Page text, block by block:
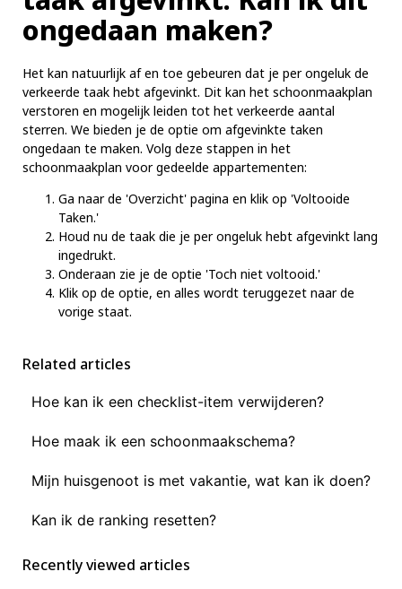
ongedaan maken?
Het kan natuurlijk af en toe gebeuren dat je per ongeluk de
verkeerde taak hebt afgevinkt. Dit kan het schoonmaakplan
verstoren en mogelijk leiden tot het verkeerde aantal
sterren. We bieden je de optie om afgevinkte taken
ongedaan te maken. Volg deze stappen in het
schoonmaakplan voor gedeelde appartementen:
Ga naar de 'Overzicht' pagina en klik op 'Voltooide
Taken.'
Houd nu de taak die je per ongeluk hebt afgevinkt lang
ingedrukt.
Onderaan zie je de optie 'Toch niet voltooid.'
Klik op de optie, en alles wordt teruggezet naar de
vorige staat.
Related articles
Hoe kan ik een checklist-item verwijderen?
Hoe maak ik een schoonmaakschema?
Mijn huisgenoot is met vakantie, wat kan ik doen?
Kan ik de ranking resetten?
Recently viewed articles